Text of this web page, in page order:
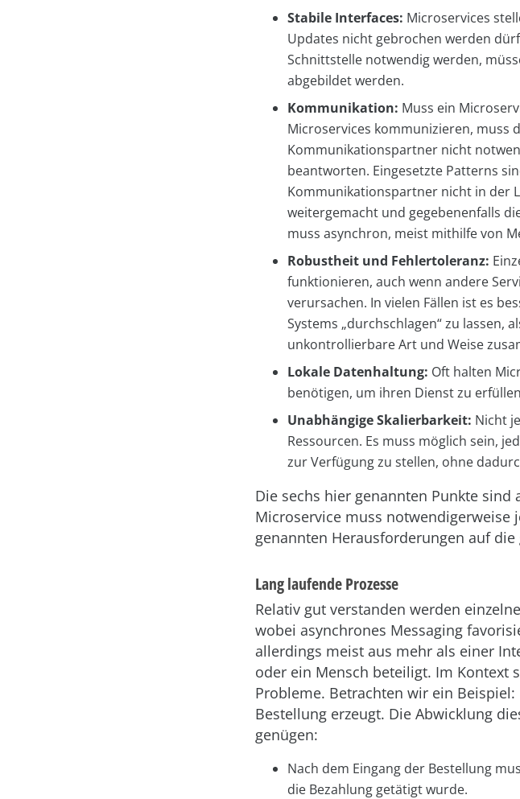
Stabile Interfaces: Microservices
Updates nicht gebrochen werden
Schnittstelle notwendig werden,
abgebildet werden.
Kommunikation: Muss ein
Microservices kommunizieren, muss
Kommunikationspartner nicht
beantworten. Eingesetzte Patterns
Kommunikationspartner nicht in der
weitergemacht und gegebenenfalls
muss asynchron, meist mithilfe von
Robustheit und Fehlertoleranz:
funktionieren, auch wenn andere
verursachen. In vielen Fällen ist es
Systems „durchschlagen“ zu lassen,
unkontrollierbare Art und Weise
Lokale Datenhaltung: Oft halten
benötigen, um ihren Dienst zu
Unabhängige Skalierbarkeit: Nicht
Ressourcen. Es muss möglich sein,
zur Verfügung zu stellen, ohne
Die sechs hier genannten Punkte
Microservice muss
genannten Herausforderungen auf
Lang laufende Prozesse
Relativ gut verstanden werden
wobei asynchrones Messaging
allerdings meist aus mehr als einer
oder ein Mensch beteiligt. Im Kontext
Probleme. Betrachten wir ein
Bestellung erzeugt. Die Abwicklung
genügen:
Nach dem Eingang der Bestellung
die Bezahlung getätigt wurde.